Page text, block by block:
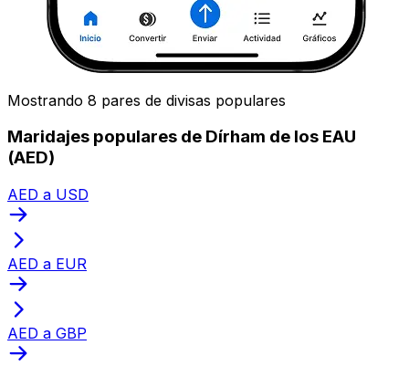
Mostrando 8 pares de divisas populares
Maridajes populares de Dírham de los EAU
(AED)
AED a USD
AED a EUR
AED a GBP